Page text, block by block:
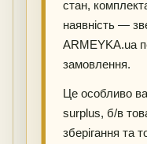
стан,
наявність —
ARMEYKA.ua
замовлення.
Це особливо
surplus, б/в
зберігання та